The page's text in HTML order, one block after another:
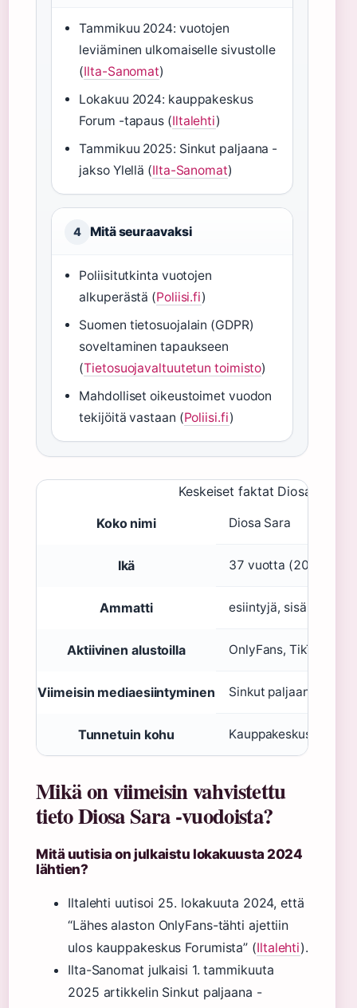
Tammikuu 2024: vuotojen
leviäminen ulkomaiselle sivustolle
(Ilta-Sanomat)
Lokakuu 2024: kauppakeskus
Forum -tapaus (Iltalehti)
Tammikuu 2025: Sinkut paljaana -
jakso Ylellä (Ilta-Sanomat)
4 Mitä seuraavaksi
Poliisitutkinta vuotojen
alkuperästä (Poliisi.fi)
Suomen tietosuojalain (GDPR)
soveltaminen tapaukseen
(Tietosuojavaltuutetun toimisto)
Mahdolliset oikeustoimet vuodon
tekijöitä vastaan (Poliisi.fi)
Keskeiset faktat Diosa
Koko nimi
Diosa Sara
Ikä 37 vuotta (2025)
Ammatti esiintyjä,
Aktiivinen alustoilla OnlyFans, TikTok,
Viimeisin mediaesiintyminen Sinkut paljaana (Yle,
Tunnetuin kohu Kauppakeskus
Mikä on viimeisin vahvistettu
tieto Diosa Sara -vuodoista?
Mitä uutisia on julkaistu lokakuusta 2024
lähtien?
Iltalehti uutisoi 25. lokakuuta 2024, että
“Lähes alaston OnlyFans-tähti ajettiin
ulos kauppakeskus Forumista” (Iltalehti).
Ilta-Sanomat julkaisi 1. tammikuuta
2025 artikkelin Sinkut paljaana -